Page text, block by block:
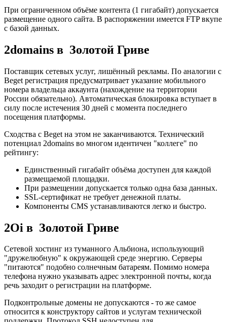
При ограниченном объёме контента (1 гигабайт) допускается
размещение одного сайта. В распоряжении имеется FTP вкупе
с базой данных.
2domains в Золотой Гриве
Поставщик сетевых услуг, лишённый рекламы. По аналогии с
Beget регистрация предусматривает указание мобильного
номера владельца аккаунта (нахождение на территории
России обязательно). Автоматическая блокировка вступает в
силу после истечения 30 дней с момента последнего
посещения платформы.
Сходства с Beget на этом не заканчиваются. Технический
потенциал 2domains во многом идентичен "коллеге" по
рейтингу:
Единственный гигабайт объёма доступен для каждой
размещаемой площадки.
При размещении допускается только одна база данных.
SSL-сертификат не требует денежной платы.
Компоненты CMS устанавливаются легко и быстро.
2Oi в Золотой Гриве
Сетевой хостинг из туманного Альбиона, использующий
"дружелюбную" к окружающей среде энергию. Серверы
"питаются" подобно солнечным батареям. Помимо номера
телефона нужно указывать адрес электронной почты, когда
речь заходит о регистрации на платформе.
Подконтрольные домены не допускаются - то же самое
относится к конструктору сайтов и услугам технической